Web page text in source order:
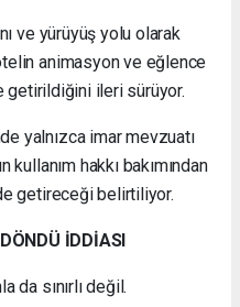
ve yürüyüş yolu olarak
animasyon ve eğlence
getirildiğini ileri sürüyor.
yalnızca imar mevzuatı
kullanım hakkı bakımından
getireceği belirtiliyor.
İDDİASI
da sınırlı değil.